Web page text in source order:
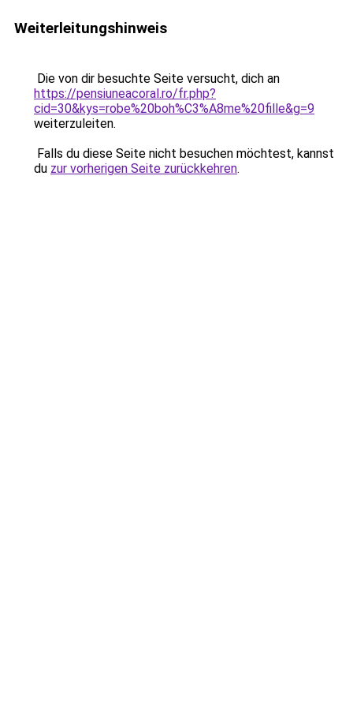
Weiterleitungshinweis
Die von dir besuchte Seite versucht, dich an
https://pensiuneacoral.ro/fr.php?
cid=30&kys=robe%20boh%C3%A8me%20fille&g=9
weiterzuleiten.
Falls du diese Seite nicht besuchen möchtest, kannst
du zur vorherigen Seite zurückkehren.